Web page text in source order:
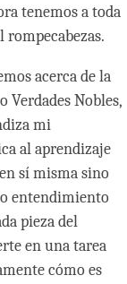
tenemos a toda
acerca de la
Verdades Nobles,
mi
al aprendizaje
sí misma sino
entendimiento
pieza del
en una tarea
cómo es